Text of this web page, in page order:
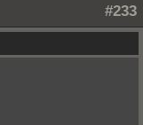
#233